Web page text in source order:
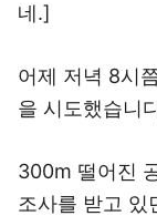
네.]
어제 저녁 8시
을 시도했습니
300m 떨어진
조사를 받고 있